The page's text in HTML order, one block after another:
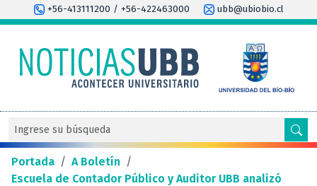
+56-413111200 / +56-422463000 ubb@ubiobio.cl
Portada / A Boletín /
Escuela de Contador Público y Auditor UBB analizó